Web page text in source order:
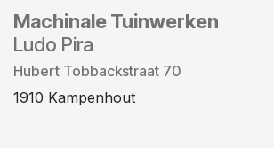
Machinale Tuinwerken
Ludo Pira
Hubert Tobbackstraat 70
1910 Kampenhout